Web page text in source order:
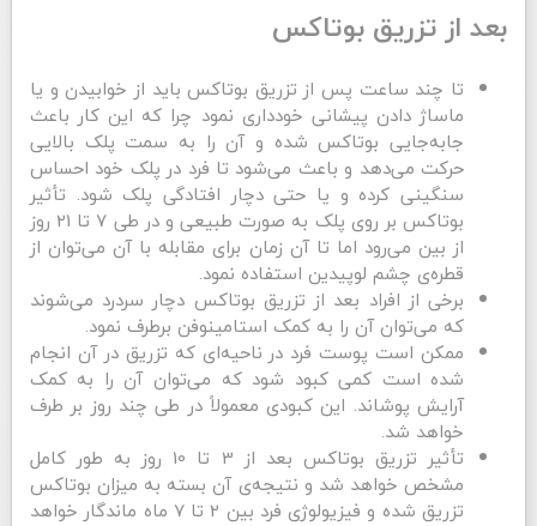
بعد از تزریق بوتاکس
تا چند ساعت پس از تزریق بوتاکس باید از خوابیدن و یا
ماساژ دادن پیشانی خودداری نمود چرا که این کار باعث
جابه‌جایی بوتاکس شده و آن را به سمت پلک بالایی
حرکت می‌دهد و باعث می‌شود تا فرد در پلک خود احساس
سنگینی کرده و یا حتی دچار افتادگی پلک شود. تأثیر
بوتاکس بر روی پلک به صورت طبیعی و در طی 7 تا 21 روز
از بین می‌رود اما تا آن زمان برای مقابله با آن می‌توان از
قطره‌ی چشم لوپیدین استفاده نمود.
برخی از افراد بعد از تزریق بوتاکس دچار سردرد می‌شوند
که می‌توان آن را به کمک استامینوفن برطرف نمود.
ممکن است پوست فرد در ناحیه‌ای که تزریق در آن انجام
شده است کمی کبود شود که می‌توان آن را به کمک
آرایش پوشاند. این کبودی معمولاً در طی چند روز بر طرف
خواهد شد.
تأثیر تزریق بوتاکس بعد از 3 تا 10 روز به طور کامل
مشخص خواهد شد و نتیجه‌ی آن بسته به میزان بوتاکس
تزریق شده و فیزیولوژی فرد بین 2 تا 7 ماه ماندگار خواهد